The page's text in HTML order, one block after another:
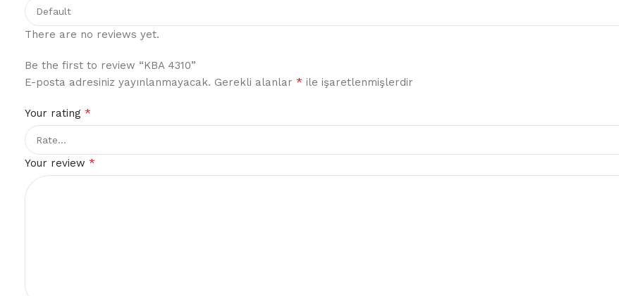
There are no reviews yet.
Be the first to review “KBA 4310”
E-posta adresiniz yayınlanmayacak. Gerekli alanlar * ile işaretlenmişlerdir
Your rating *
Your review *